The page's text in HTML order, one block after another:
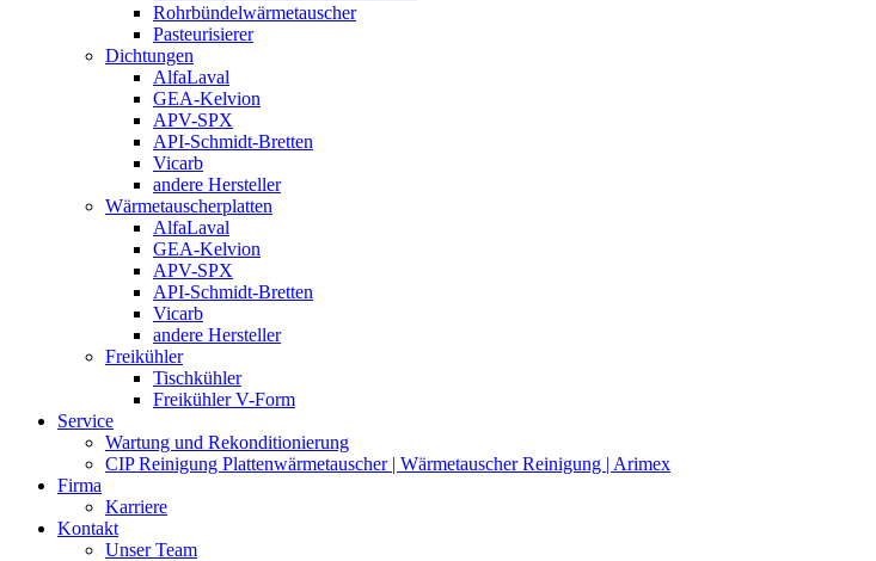
Rohrbündelwärmetauscher
Pasteurisierer
Dichtungen
AlfaLaval
GEA-Kelvion
APV-SPX
API-Schmidt-Bretten
Vicarb
andere Hersteller
Wärmetauscherplatten
AlfaLaval
GEA-Kelvion
APV-SPX
API-Schmidt-Bretten
Vicarb
andere Hersteller
Freikühler
Tischkühler
Freikühler V-Form
Service
Wartung und Rekonditionierung
CIP Reinigung Plattenwärmetauscher | Wärmetauscher Reinigung | Arimex
Firma
Karriere
Kontakt
Unser Team